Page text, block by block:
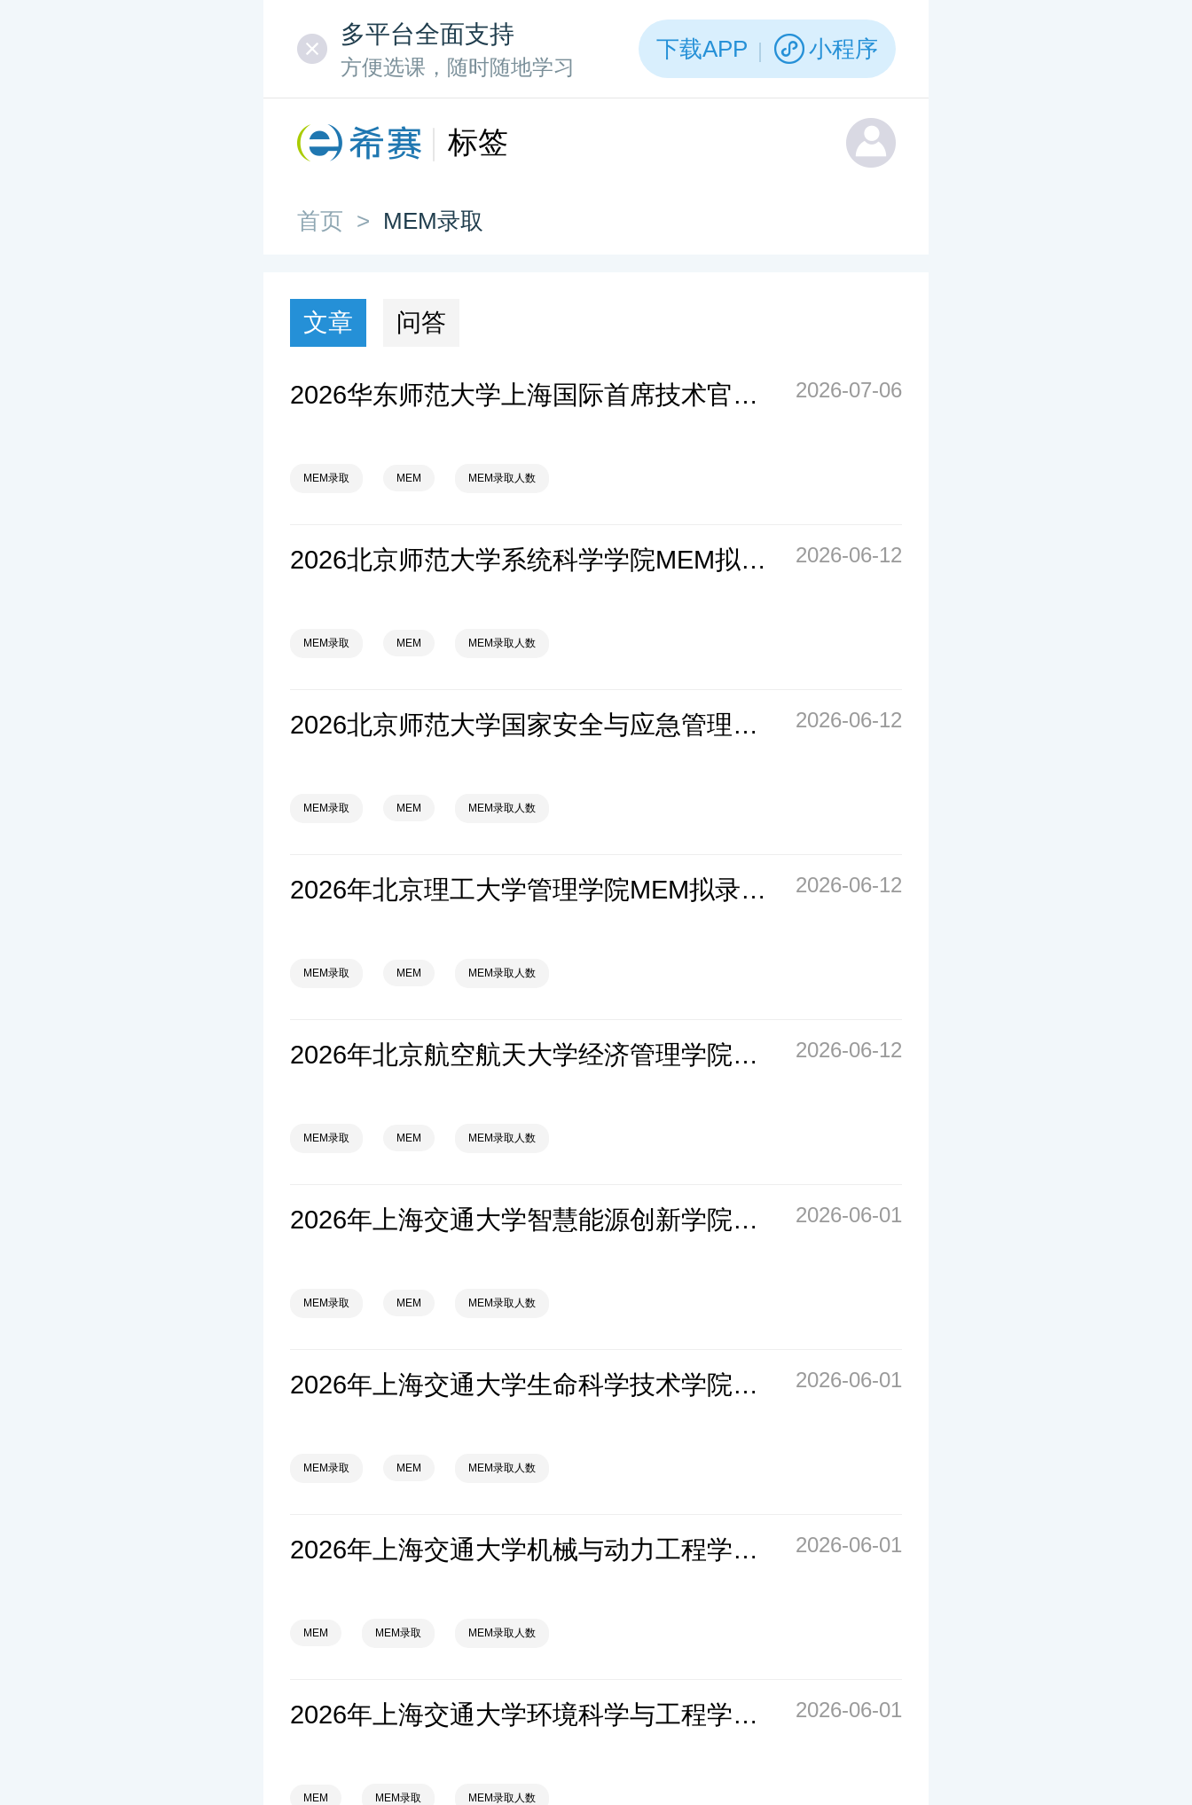
多平台全面支持
方便选课，随时随地学习
下载APP 小程序
标签
首页 > MEM录取
文章 问答
2026华东师范大学上海国际首席技术官学院（亚欧商学院）MEM一志愿拟录取分析解读 2026-07-06
MEM录取 MEM MEM录取人数
2026北京师范大学系统科学学院MEM拟录取分析解读 2026-06-12
MEM录取 MEM MEM录取人数
2026北京师范大学国家安全与应急管理学院MEM拟录取分析解读 2026-06-12
MEM录取 MEM MEM录取人数
2026年北京理工大学管理学院MEM拟录取分析解读 2026-06-12
MEM录取 MEM MEM录取人数
2026年北京航空航天大学经济管理学院MEM拟录取分析解读 2026-06-12
MEM录取 MEM MEM录取人数
2026年上海交通大学智慧能源创新学院MEM拟录取分析解读 2026-06-01
MEM录取 MEM MEM录取人数
2026年上海交通大学生命科学技术学院MEM拟录取分析解读 2026-06-01
MEM录取 MEM MEM录取人数
2026年上海交通大学机械与动力工程学院MEM拟录取分析解读 2026-06-01
MEM MEM录取 MEM录取人数
2026年上海交通大学环境科学与工程学院MEM拟录取分析解读 2026-06-01
MEM MEM录取 MEM录取人数